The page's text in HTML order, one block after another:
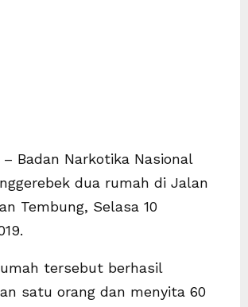
– Badan Narkotika Nasional
dua rumah di Jalan
Tembung, Selasa 10
tersebut berhasil
satu orang dan menyita 60